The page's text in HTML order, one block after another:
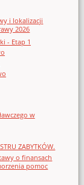
i lokalizacji
2026
- Etap 1
w
ZABYTKÓW.
o finansach
pomoc